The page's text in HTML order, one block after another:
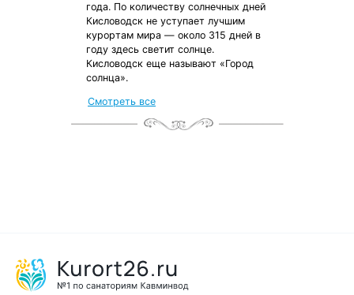
года. По количеству солнечных дней
Кисловодск не уступает лучшим
курортам мира — около 315 дней в
году здесь светит солнце.
Кисловодск еще называют «Город
солнца».
Смотреть все
от местных жителей
с чек-листом
и туристической картой